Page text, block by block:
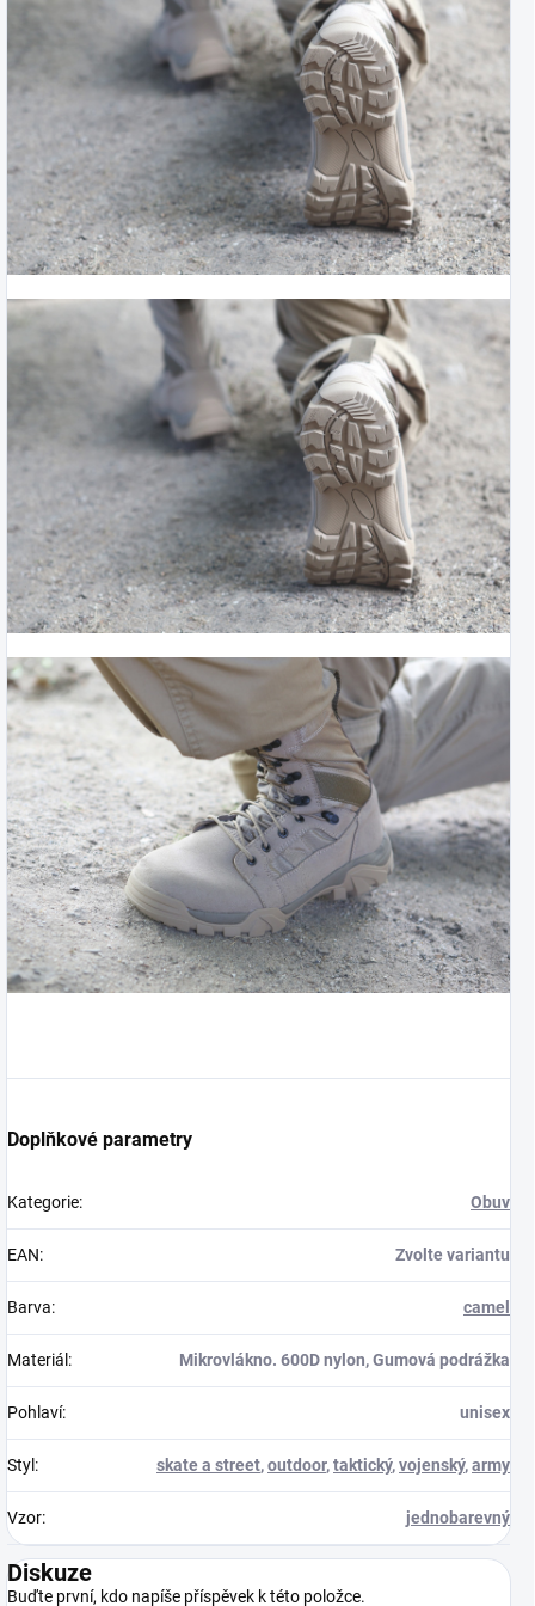
Doplňkové parametry
Kategorie: Obuv
EAN: Zvolte variantu
Barva: camel
Materiál : Mikrovlákno. 600D nylon, Gumová podrážka
Pohlaví: unisex
Styl : skate a street,outdoor,taktický,vojenský,army
Vzor: jednobarevný
Diskuze
Buďte první, kdo napíše příspěvek k této položce.